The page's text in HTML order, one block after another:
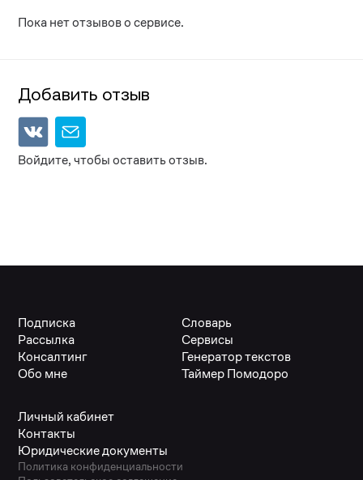
Пока нет отзывов о сервисе.
Добавить отзыв
Войдите, чтобы оставить отзыв.
Подписка
Рассылка
Консалтинг
Обо мне
Словарь
Сервисы
Генератор текстов
Таймер Помодоро
Личный кабинет
Контакты
Юридические документы
Политика конфиденциальности